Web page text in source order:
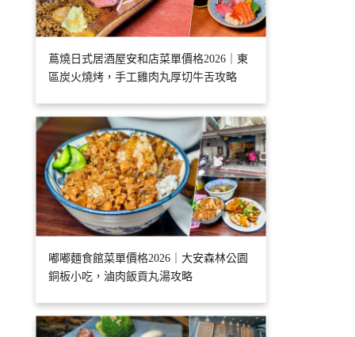
蔦燒日式居酒屋安和店菜單價格2026｜東
區炭火燒烤，手工雞肉丸厚切牛舌攻略
嘟嘟麵食館菜單價格2026｜大安森林公園
銅板小吃，滷肉飯貢丸湯攻略